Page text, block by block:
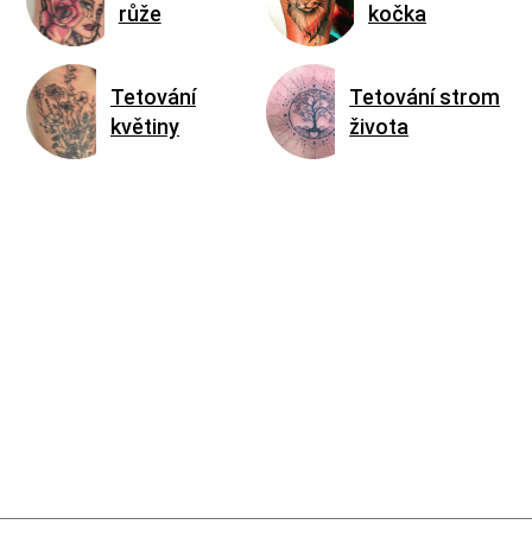
růže
Tetování
květiny
kočka
Tetování strom
života